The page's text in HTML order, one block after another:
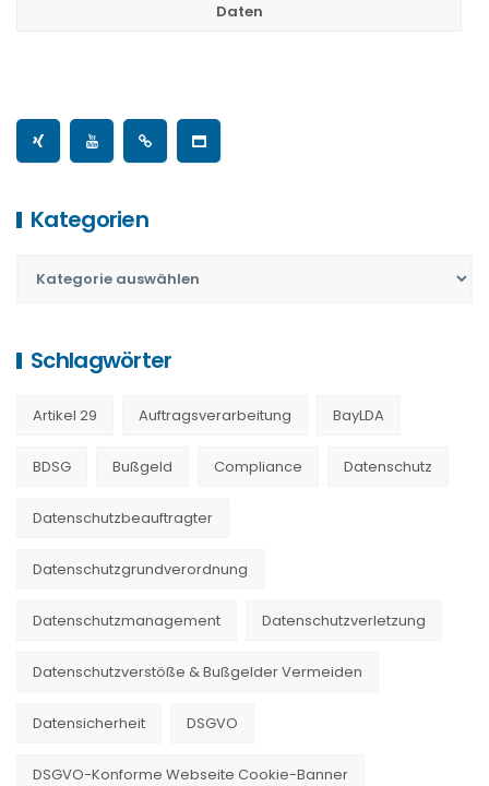
Daten
Kategorien
Schlagwörter
Artikel 29 Auftragsverarbeitung BayLDA
BDSG Bußgeld Compliance Datenschutz
Datenschutzbeauftragter
Datenschutzgrundverordnung
Datenschutzmanagement Datenschutzverletzung
Datenschutzverstöße & Bußgelder Vermeiden
Datensicherheit DSGVO
DSGVO-Konforme Webseite Cookie-Banner